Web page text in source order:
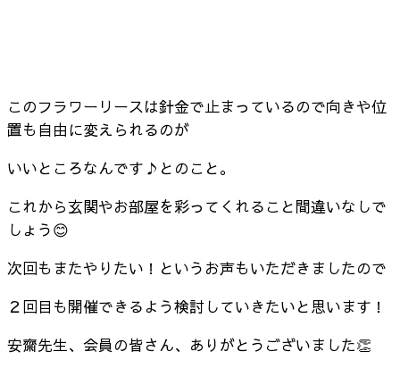
このフラワーリースは針金で止まっているので向きや位
置も自由に変えられるのが
いいところなんです♪とのこと。
これから玄関やお部屋を彩ってくれること間違いなしで
しょう😊
次回もまたやりたい！というお声もいただきましたので
２回目も開催できるよう検討していきたいと思います！
安齋先生、会員の皆さん、ありがとうございました👏